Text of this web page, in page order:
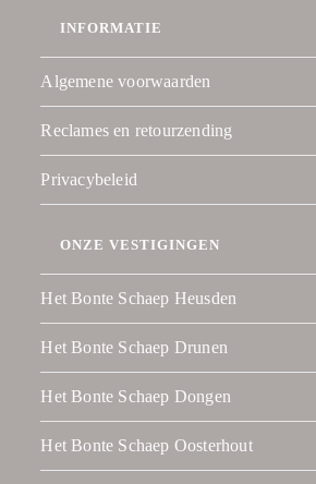
INFORMATIE
Algemene voorwaarden
Reclames en retourzending
Privacybeleid
ONZE VESTIGINGEN
Het Bonte Schaep Heusden
Het Bonte Schaep Drunen
Het Bonte Schaep Dongen
Het Bonte Schaep Oosterhout